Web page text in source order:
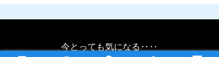
今とっても気になる‥‥